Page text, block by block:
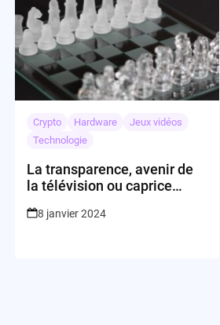
Crypto Hardware
Jeux vidéos
Technologie
La transparence, avenir de
la télévision ou caprice
8 janvier 2024